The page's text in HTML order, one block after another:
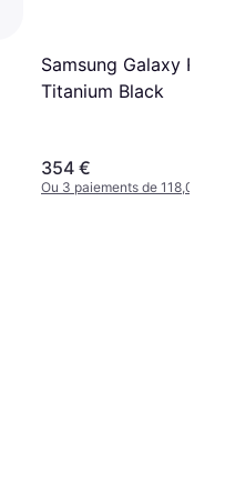
Samsung Galaxy
Titanium Black
354 €
Ou 3 paiements de 118,00 €